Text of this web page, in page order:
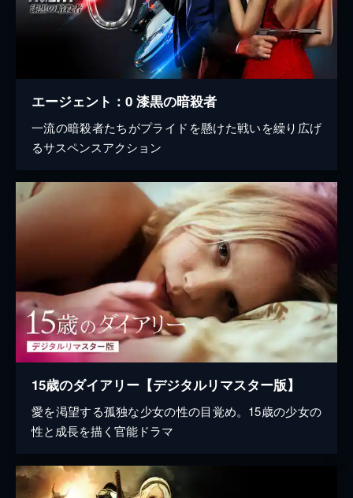
エージェント：0 漆黒の暗殺者
一流の暗殺者たちがプライドを懸けた戦いを繰り広げ
るサスペンスアクション
15歳のダイアリー【デジタルリマスター版】
愛を渇望する孤独な少女の性の目覚め。15歳の少女の
性と成長を描く官能ドラマ